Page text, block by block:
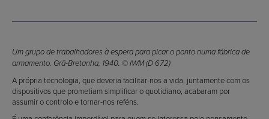
Um grupo de trabalhadores à espera para picar o ponto numa fábrica de
armamento. Grã-Bretanha, 1940. © IWM (D 672)
A própria tecnologia, que deveria facilitar-nos a vida, juntamente com os
dispositivos que prometiam simplificar o quotidiano, acabaram por
assumir o controlo e tornar-nos reféns.